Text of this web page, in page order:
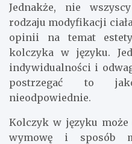
Jednakże, nie
rodzaju modyfikacji
opinii na temat
kolczyka w języku.
indywidualności i
postrzegać to
nieodpowiednie.
Kolczyk w języku może
wymowę i sposób